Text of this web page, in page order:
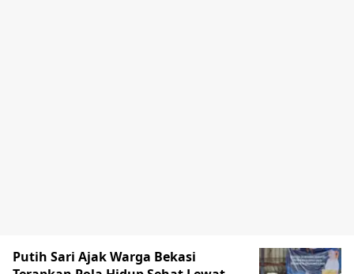
Putih Sari Ajak Warga Bekasi